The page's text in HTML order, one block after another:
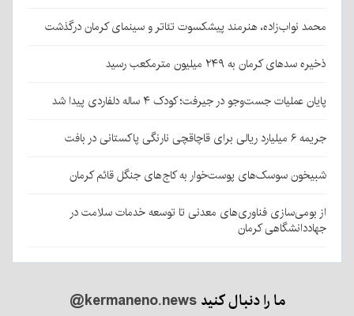
محمد نواب‌زاده، هنرمند پیشکسوت تئاتر و سینمای کرمان درگذشت
ذخیره سدهای کرمان به ۲۴۹ میلیون مترمکعب رسید
پایان عملیات جست‌وجو در جیرفت؛ کودک ۴ ساله دلفاردی پیدا شد
جریمه ۶ میلیارد ریالی برای قاچاقچی نارنگی پاکستانی در بافت
شبیخون سوسک‌های پوست‌خوار به کاج‌های جنگل قائم کرمان
از بومی‌سازی فناوری‌های معدنی تا توسعه خدمات سلامت در
جهاددانشگاهی کرمان
ما را دنبال کنید@kermaneno.news